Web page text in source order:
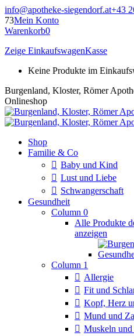
Zum
Inhalt
springen
info@apotheke-siegendorf.at+43
73Mein Konto
Warenkorb0
Zeige EinkaufswagenKasse
Keine Produkte im
Burgenland, Kloster, Römer
Onlineshop
Shop
Familie & Co
Baby und Kind
Lust und Liebe
Schwangerschaft
Gesundheit
Column 0
Alle Produkte
anzeigen
Column 1
Allergie
Fit und
Kopf, Herz
Mund und
Muskeln und